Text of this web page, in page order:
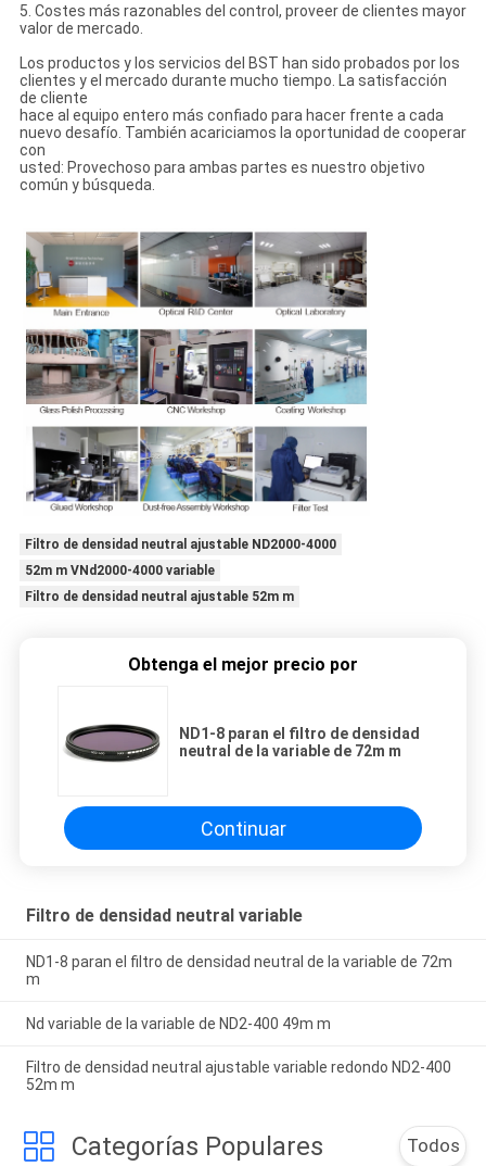
5. Costes más razonables del control, proveer de clientes mayor
valor de mercado.
Los productos y los servicios del BST han sido probados por los
clientes y el mercado durante mucho tiempo. La satisfacción
de cliente
hace al equipo entero más confiado para hacer frente a cada
nuevo desafío. También acariciamos la oportunidad de cooperar
con
usted: Provechoso para ambas partes es nuestro objetivo
común y búsqueda.
Filtro de densidad neutral ajustable ND2000-4000
52m m VNd2000-4000 variable
Filtro de densidad neutral ajustable 52m m
Obtenga el mejor precio por
ND1-8 paran el filtro de densidad
neutral de la variable de 72m m
Continuar
Filtro de densidad neutral variable
ND1-8 paran el filtro de densidad neutral de la variable de 72m
m
Nd variable de la variable de ND2-400 49m m
Filtro de densidad neutral ajustable variable redondo ND2-400
52m m
Categorías Populares Todos